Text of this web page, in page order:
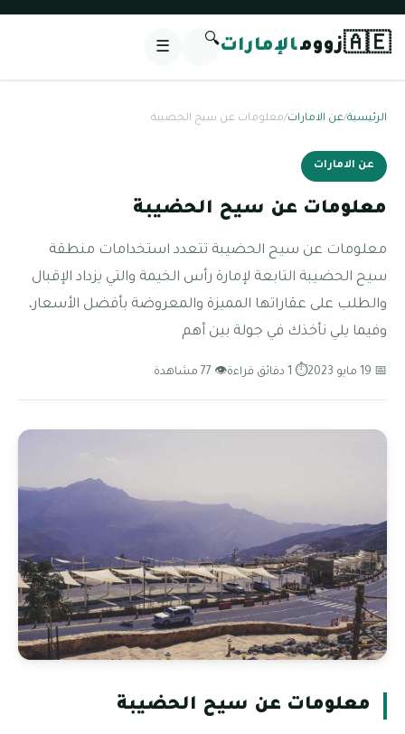
🇦🇪زوومالإمارات🔍
☰
الرئيسية/عن الامارات/معلومات عن سيح الحضيبة
عن الامارات
معلومات عن سيح الحضيبة
معلومات عن سيح الحضيبة تتعدد استخدامات منطقة
سيح الحضيبة التابعة لإمارة رأس الخيمة والتي يزداد الإقبال
والطلب على عقاراتها المميزة والمعروضة بأفضل الأسعار،
وفيما يلي نأخذك في جولة بين أهم
📅 19 مايو 2023 ⏱ 1 دقائق قراءة 👁 77 مشاهدة
معلومات عن سيح الحضيبة